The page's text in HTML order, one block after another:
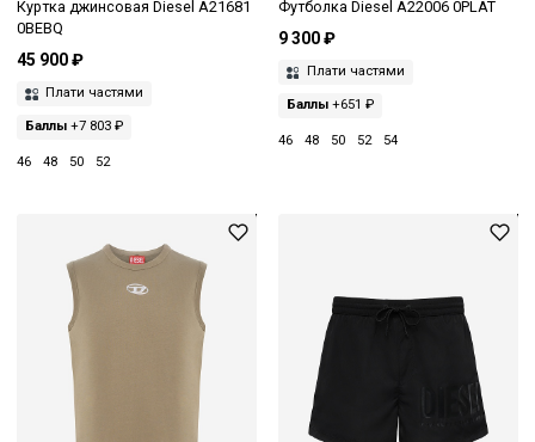
Куртка джинсовая Diesel A21681
0BEBQ
45 900 ₽
Плати частями
Баллы +7 803 ₽
46 48 50 52
Футболка Diesel A22006 0PLAT
9 300 ₽
Плати частями
Баллы+651 ₽
46 48 50 52 54